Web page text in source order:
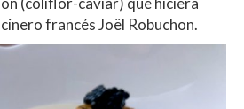
francés Joël Robuchon.